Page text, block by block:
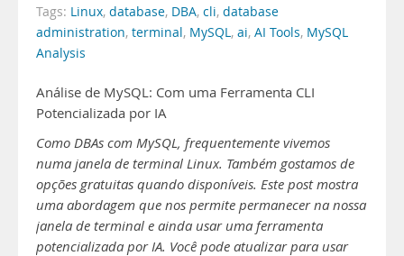
Tags: Linux, database, DBA, cli, database
administration, terminal, MySQL, ai, AI Tools, MySQL
Analysis
Análise de MySQL: Com uma Ferramenta CLI
Potencializada por IA
Como DBAs com MySQL, frequentemente vivemos
numa janela de terminal Linux. Também gostamos de
opções gratuitas quando disponíveis. Este post mostra
uma abordagem que nos permite permanecer na nossa
janela de terminal e ainda usar uma ferramenta
potencializada por IA. Você pode atualizar para usar